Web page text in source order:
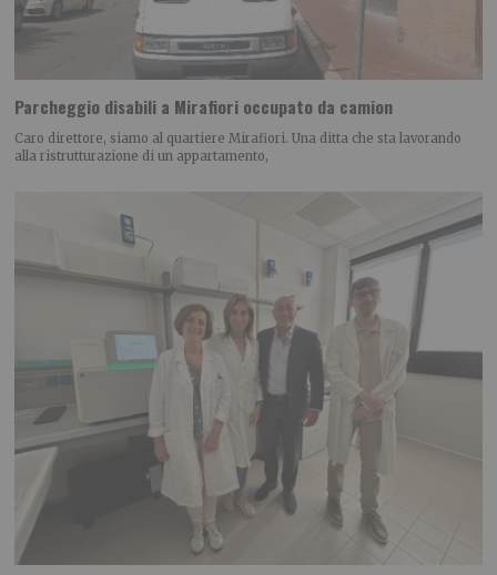
Parcheggio disabili a Mirafiori occupato da camion
Caro direttore, siamo al quartiere Mirafiori. Una ditta che sta lavorando
alla ristrutturazione di un appartamento,